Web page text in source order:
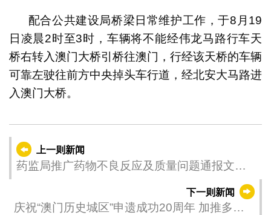
配合公共建设局桥梁日常维护工作，于8月19
日凌晨2时至3时，车辆将不能经伟龙马路行车天
桥右转入澳门大桥引桥往澳门，行经该天桥的车辆
可靠左驶往前方中央掉头车行道，经北安大马路进
入澳门大桥。
上一则新闻
药监局推广药物不良反应及质量问题通报文化
下一则新闻
庆祝“澳门历史城区”申遗成功20周年 加推多项